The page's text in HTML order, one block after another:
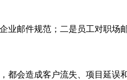
业邮件规范；二是员工对职场
会造成客户流失、项目延误